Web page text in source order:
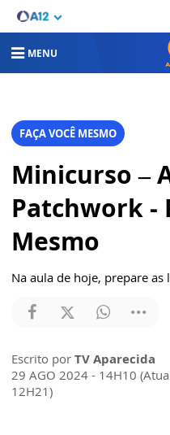
MENU
FAÇA VOCÊ MESMO
Minicurso –
Patchwork -
Mesmo
Na aula de hoje, prepare as
Escrito por TV Aparecida
29 AGO 2024 - 14H10
12H21)